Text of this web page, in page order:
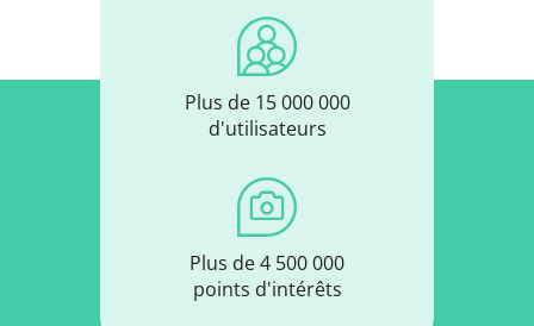
Plus de 15 000 000
d'utilisateurs
Plus de 4 500 000
points d'intérêts